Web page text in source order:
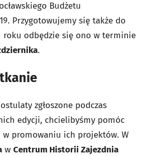
Budżetu
Przygotowujemy się także do
roku odbędzie się ono w terminie
.
zgłoszone podczas
edycji, chcielibyśmy pomóc
promowaniu ich projektów. W
w Centrum Historii Zajezdnia